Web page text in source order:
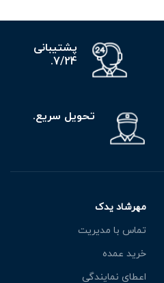
پشتیبانی
7/24.
تحویل سریع.
مهرشاد یدک
تماس با مدیریت
خرید عمده
اعطای نمایندگی